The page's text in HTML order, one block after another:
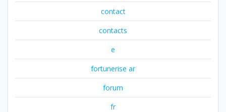
contact
contacts
e
fortunerise ar
forum
fr